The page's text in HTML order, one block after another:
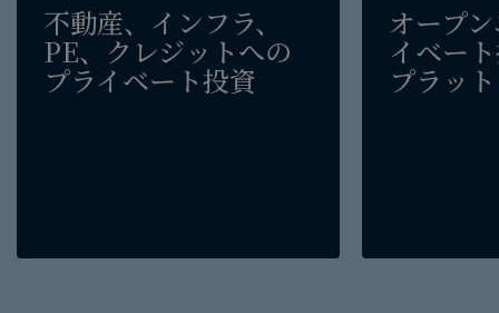
不動産、​インフラ、​
PE、​クレジットへの​
プライベート投資
オープ
イベー
プラッ